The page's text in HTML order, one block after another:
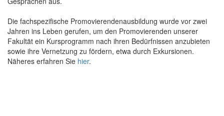
Die fachspezifische Promovierendenausbildung wurde vor zwei
Jahren ins Leben gerufen, um den Promovierenden unserer
Fakultät ein Kursprogramm nach ihren Bedürfnissen anzubieten
sowie ihre Vernetzung zu fördern, etwa durch Exkursionen.
Näheres erfahren Sie hier.